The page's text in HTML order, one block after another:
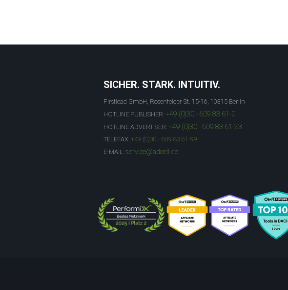
SICHER. STARK. INTUITIV.
Firstlead GmbH, Rosenfelder St. 15-16, 10315 Berlin
HOTLINE PUBLISHER: +49 (0)30 - 609 83 61-0
HOTLINE ADVERTISER: +49 (0)30 - 609 83 61-23
TELEFAX: +49 (0)30 - 609 83 61-99
E-MAIL: service@adcell.de